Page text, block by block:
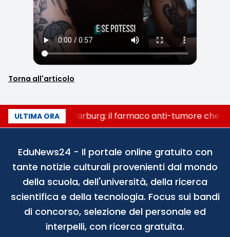
Torna all'articolo
ULTIMA ORA
Un secolo di Warburg: il farmaco anti-tumore che
EduNews24 - Il portale online gratuito con
tante notizie culturali provenienti dal mondo
della scuola, dell'università, della ricerca
scientifica e della tecnologia. Focus sui bandi
di concorso, selezione del personale ed
interpelli, con ricerca gratuita.